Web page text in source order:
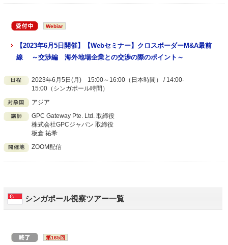
Webiar
【2023年6月5日開催】【Webセミナー】クロスボーダーM&A最前
線 ～交渉編 海外地場企業との交渉の際のポイント～
2023年6月5日(月) 15:00～16:00（日本時間） / 14:00-
15:00（シンガポール時間）
アジア
GPC Gateway Pte. Ltd. 取締役
株式会社GPCジャパン 取締役
板倉 祐希
ZOOM配信
シンガポール視察ツアー一覧
第165回